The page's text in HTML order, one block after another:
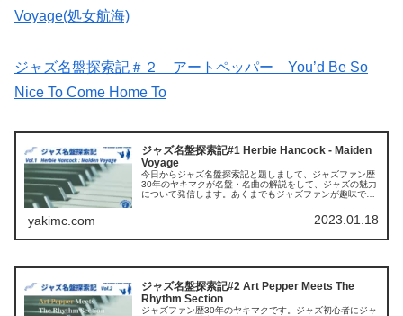
Voyage(処女航海)
ジャズ名盤探索記＃２ アートペッパー You’d Be So
Nice To Come Home To
ジャズ名盤探索記#1 Herbie Hancock - Maiden
Voyage
今日からジャズ名盤探索記と題しまして、ジャズファン歴
30年のヤキマクが名盤・名曲の解説をして、ジャズの魅力
について発信します。あくまでもジャズファンが趣味で書
yakimc.com 2023.01.18
ジャズ名盤探索記#2 Art Pepper Meets The
Rhythm Section
ジャズファン歴30年のヤキマクです。ジャズ初心者にジャ